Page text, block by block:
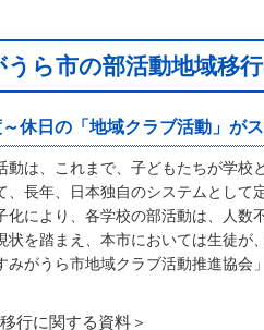
ら市の部活動地域移
休日の「地域クラブ活動」が
は、これまで、子どもたちが学校
、長年、日本独自のシステムとして
により、各学校の部活動は、人数
を踏まえ、本市においては生徒が
みがうら市地域クラブ活動推進協
行に関する資料＞